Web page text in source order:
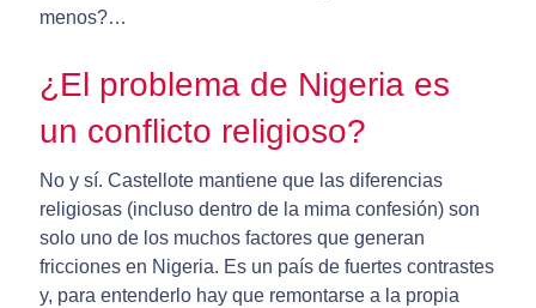
menos?…
¿El problema de Nigeria es
un conflicto religioso?
No y sí. Castellote mantiene que las diferencias
religiosas (incluso dentro de la mima confesión) son
solo uno de los muchos factores que generan
fricciones en Nigeria. Es un país de fuertes contrastes
y, para entenderlo hay que remontarse a la propia